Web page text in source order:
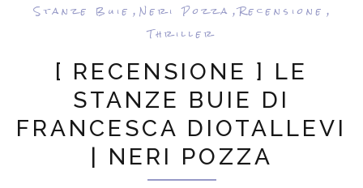
Stanze Buie , Neri Pozza ,Recensione ,
Thriller
[ RECENSIONE ] LE
STANZE BUIE DI
FRANCESCA DIOTALLEVI
| NERI POZZA